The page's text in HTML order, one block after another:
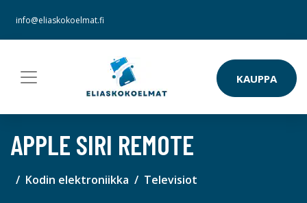
info@eliaskokoelmat.fi
KAUPPA
APPLE SIRI REMOTE
Kodin elektroniikka Televisiot